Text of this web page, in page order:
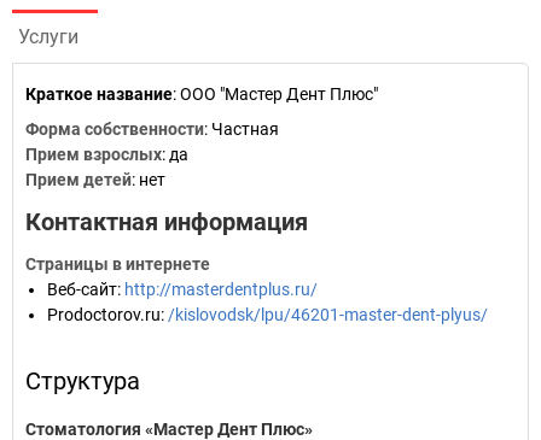
Услуги
Краткое название:ООО "Мастер Дент Плюс"
Форма собственности: Частная
Прием взрослых: да
Прием детей: нет
Контактная информация
Страницы в интернете
Веб-сайт: http://masterdentplus.ru/
Prodoctorov.ru: /kislovodsk/lpu/46201-master-dent-plyus/
Структура
Стоматология «Мастер Дент Плюс»